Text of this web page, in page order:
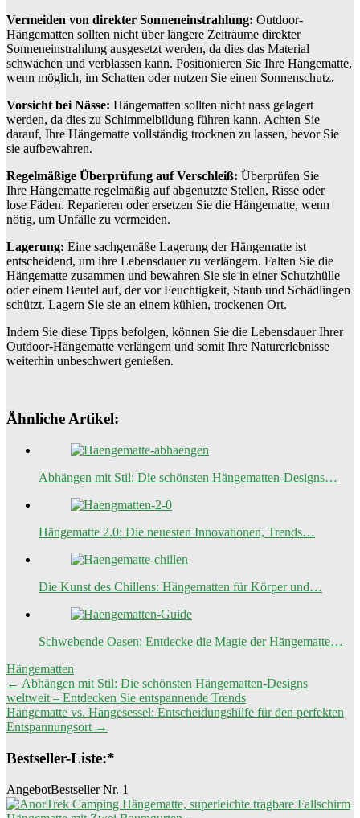
Vermeiden von direkter Sonneneinstrahlung: Outdoor-
Hängematten sollten nicht über längere Zeiträume direkter
Sonneneinstrahlung ausgesetzt werden, da dies das Material
schwächen und verblassen kann. Positionieren Sie Ihre Hängematte,
wenn möglich, im Schatten oder nutzen Sie einen Sonnenschutz.
Vorsicht bei Nässe: Hängematten sollten nicht nass gelagert
werden, da dies zu Schimmelbildung führen kann. Achten Sie
darauf, Ihre Hängematte vollständig trocknen zu lassen, bevor Sie
sie aufbewahren.
Regelmäßige Überprüfung auf Verschleiß: Überprüfen Sie
Ihre Hängematte regelmäßig auf abgenutzte Stellen, Risse oder
lose Fäden. Reparieren oder ersetzen Sie die Hängematte, wenn
nötig, um Unfälle zu vermeiden.
Lagerung: Eine sachgemäße Lagerung der Hängematte ist
entscheidend, um ihre Lebensdauer zu verlängern. Falten Sie die
Hängematte zusammen und bewahren Sie sie in einer Schutzhülle
oder einem Beutel auf, der vor Feuchtigkeit, Staub und Schädlingen
schützt. Lagern Sie sie an einem kühlen, trockenen Ort.
Indem Sie diese Tipps befolgen, können Sie die Lebensdauer Ihrer
Outdoor-Hängematte verlängern und somit Ihre Naturerlebnisse
weiterhin unbeschwert genießen.
Ähnliche Artikel:
Abhängen mit Stil: Die schönsten Hängematten-Designs…
Hängematte 2.0: Die neuesten Innovationen, Trends…
Die Kunst des Chillens: Hängematten für Körper und…
Schwebende Oasen: Entdecke die Magie der Hängematte…
Hängematten
Beitragsnavigation
← Abhängen mit Stil: Die schönsten Hängematten-Designs
weltweit – Entdecken Sie entspannende Trends
Hängematte vs. Hängesessel: Entscheidungshilfe für den perfekten
Entspannungsort →
Bestseller-Liste:*
AngebotBestseller Nr. 1